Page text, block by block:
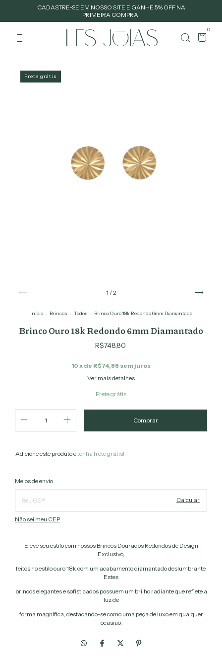
CADASTRE-SE EM NOSSO SITE E GANHE 5% OFF NA
PRIMEIRA COMPRA!
0
Frete grátis
1 /2
Início . Brincos . Todos . Brinco Ouro 18k Redondo 6mm Diamantado
Brinco Ouro 18k Redondo 6mm Diamantado
R$748,80
10 x de R$74,88 sem juros
Ver mais detalhes
Frete grátis
Adicione este produto etenha frete grátis!
Entregas para o CEP:
Meios de envio
Calcular
Não sei meu CEP
Eleve seu estilo com nossos Brincos Dourados Redondos de Design
Exclusivo,
feitos no estilo ouro 18k com um acabamento diamantado deslumbrante.
Estes
brincos elegantes e sofisticados possuem um brilho radiante que reflete a
luz de
forma magnífica, destacando-se como uma peça de luxo em qualquer
ocasião.